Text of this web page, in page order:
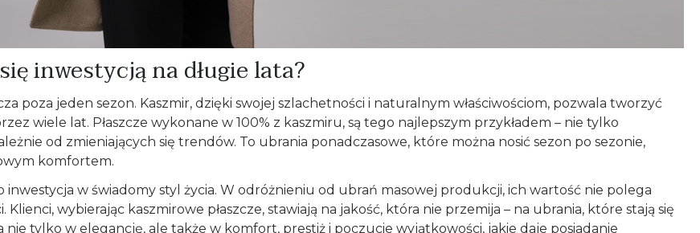
inwestycją na długie lata?
poza jeden sezon. Kaszmir, dzięki swojej szlachetności i naturalnym właściwościom, pozwala tworzyć
wiele lat. Płaszcze wykonane w 100% z kaszmiru, są tego najlepszym przykładem – nie tylko
od zmieniających się trendów. To ubrania ponadczasowe, które można nosić sezon po sezonie,
komfortem.
inwestycja w świadomy styl życia. W odróżnieniu od ubrań masowej produkcji, ich wartość nie polega
wybierając kaszmirowe płaszcze, stawiają na jakość, która nie przemija – na ubrania, które stają się
tylko w elegancję, ale także w komfort, prestiż i poczucie wyjątkowości, jakie daje posiadanie